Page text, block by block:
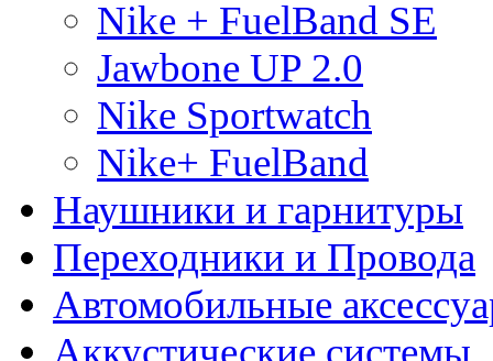
Nike + FuelBand SE
Jawbone UP 2.0
Nike Sportwatch
Nike+ FuelBand
Наушники и гарнитуры
Переходники и Провода
Автомобильные
Aккустические системы